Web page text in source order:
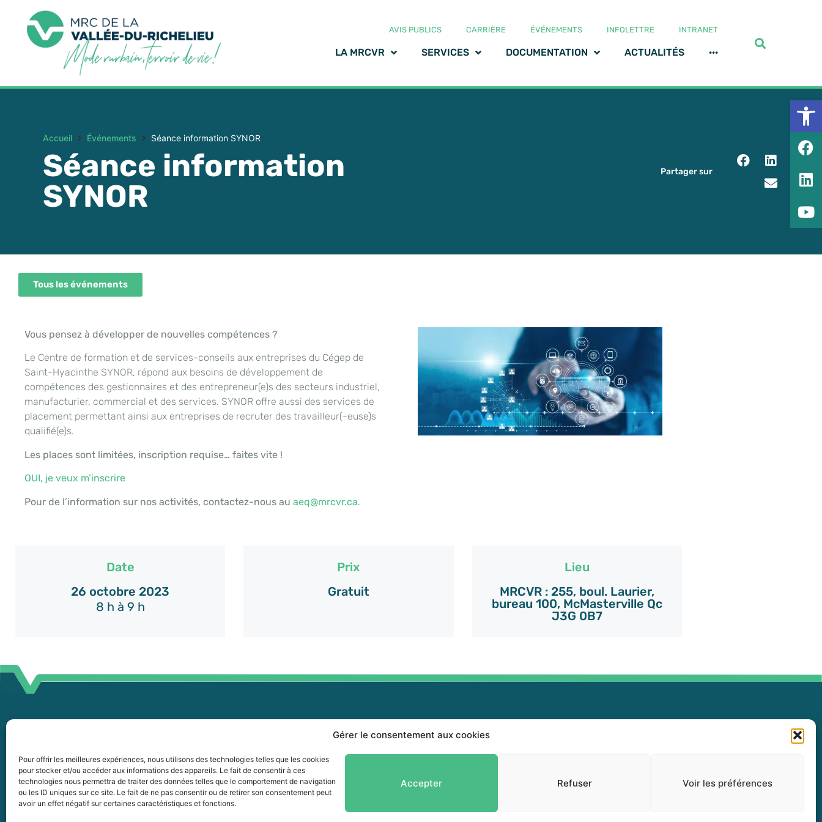
Gérer le consentement aux cookies
Pour offrir les meilleures expériences, nous utilisons des technologies telles que les cookies
pour stocker et/ou accéder aux informations des appareils. Le fait de consentir à ces
technologies nous permettra de traiter des données telles que le comportement de navigation
ou les ID uniques sur ce site. Le fait de ne pas consentir ou de retirer son consentement peut
avoir un effet négatif sur certaines caractéristiques et fonctions.
Accepter Refuser Voir les préférences
AVIS PUBLICS CARRIÈRE ÉVÉNEMENTS INFOLETTRE INTRANET
LA MRCVR SERVICES DOCUMENTATION ACTUALITÉS ···
Accueil Événements Séance information SYNOR
Séance information
SYNOR
Partager sur
Tous les événements
Vous pensez à développer de nouvelles compétences ?
Le Centre de formation et de services-conseils aux entreprises du Cégep de
Saint-Hyacinthe SYNOR, répond aux besoins de développement de
compétences des gestionnaires et des entrepreneur(e)s des secteurs industriel,
manufacturier, commercial et des services. SYNOR offre aussi des services de
placement permettant ainsi aux entreprises de recruter des travailleur(-euse)s
qualifié(e)s.
Les places sont limitées, inscription requise… faites vite !
OUI, je veux m’inscrire
Pour de l’information sur nos activités, contactez-nous au aeq@mrcvr.ca.
Date
26 octobre 2023
8 h à 9 h
Prix
Gratuit
Lieu
MRCVR : 255, boul. Laurier,
bureau 100, McMasterville Qc
J3G 0B7
McMasterville (Québec)
J3G 0B7
Intranet
450 464-3827
info@mrcvr.ca
Séances du Conseil